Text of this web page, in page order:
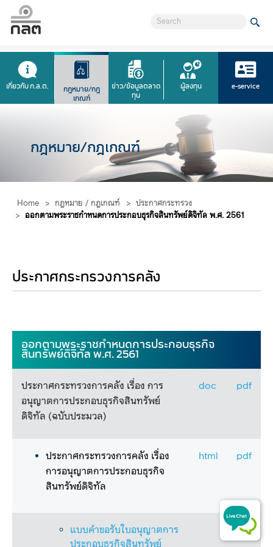
เกี่ยวกับ ก.ล.ต.
กฎหมาย/กฎ
เกณฑ์
ข่าว/ข้อมูลตลาด
ทุน
ผู้ลงทุน e-service
กฎหมาย/กฎเกณฑ์
Home > กฎหมาย / กฎเกณฑ์ > ประกาศกระทรวง
> ออกตามพระราชกำหนดการประกอบธุรกิจสินทรัพย์ดิจิทัล พ.ศ. 2561
ประกาศกระทรวงการคลัง
ออกตามพระราชกำหนดการประกอบธุรกิจ
สินทรัพย์ดิจิทัล พ.ศ. 2561​​​​
ประกาศกระทรวงการคลัง เรื่อง การ
อนุญาตการประกอบธุรกิจสินทรัพย์
ดิจิทัล (ฉบับประมวล)
​doc​ pdf
ประกาศกระท​รวงการ​คลัง เรื่อง
การอนุญาตการประกอบธุรกิจ
สินทรัพย์ดิจิทัล
​html pdf
แบบคำขอรับใบอนุญาตการ
ประกอบธุรกิจสินทรัพย์